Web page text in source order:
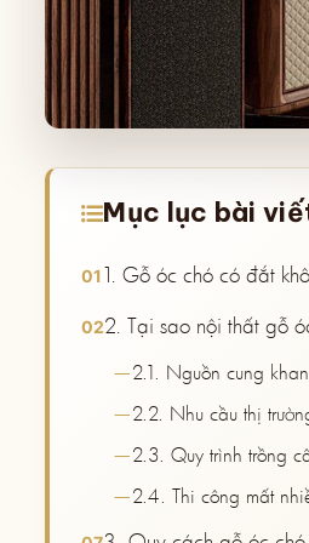
Mục lục bài
1. Gỗ óc chó có đắt
2. Tại sao nội thất gỗ
2.1. Nguồn cung
2.2. Nhu cầu thị
2.3. Quy trình trồng
2.4. Thi công mất